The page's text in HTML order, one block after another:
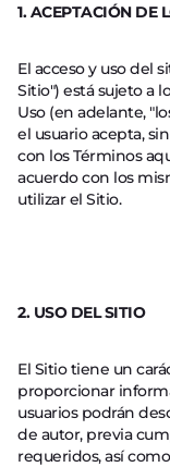
1. ACEPTACIÓN DE
El acceso y uso del
Sitio") está sujeto a
Uso (en adelante,
el usuario acepta,
con los Términos
acuerdo con los
utilizar el Sitio.
2. USO DEL SITIO
El Sitio tiene un
proporcionar
usuarios podrán
de autor, previa
requeridos, así